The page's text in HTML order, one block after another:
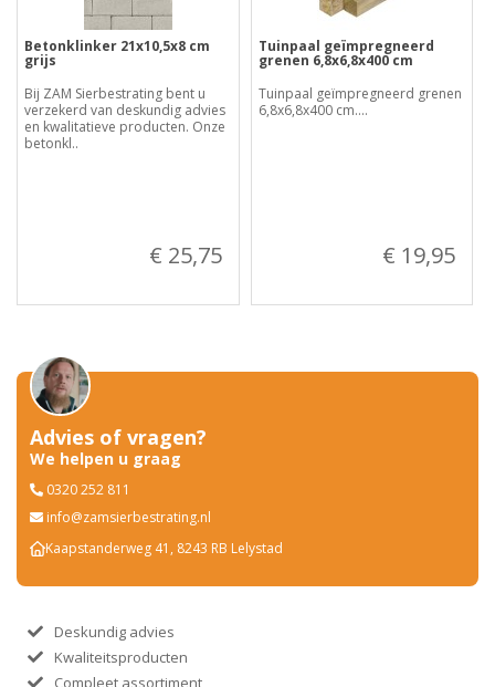
Betonklinker 21x10,5x8 cm
grijs
Bij ZAM Sierbestrating bent u
verzekerd van deskundig advies
en kwalitatieve producten. Onze
betonkl..
€ 25,75
Tuinpaal geïmpregneerd
grenen 6,8x6,8x400 cm
Tuinpaal geïmpregneerd grenen
6,8x6,8x400 cm....
€ 19,95
Advies of vragen?
We helpen u graag
0320 252 811
info@zamsierbestrating.nl
Kaapstanderweg 41, 8243 RB Lelystad
Deskundig advies
Kwaliteitsproducten
Compleet assortiment